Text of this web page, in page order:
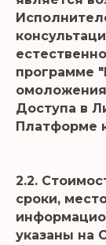
программе
Доступа в
Платформе
2.2.
сроки,
указаны на